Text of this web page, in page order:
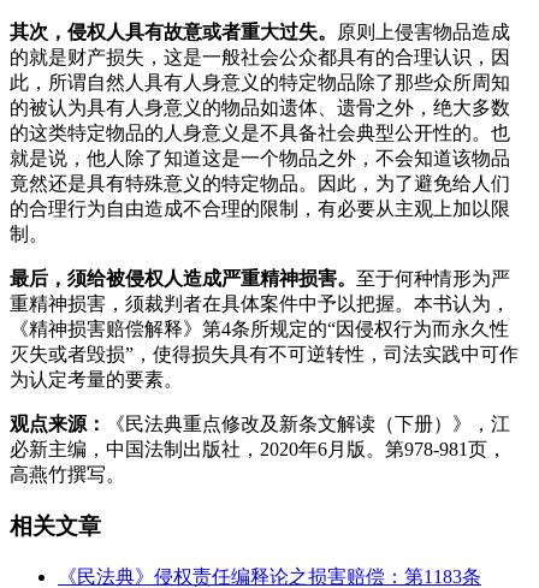
其次，侵权人具有故意或者重大过失。
原则上侵害物品造成
的就是财产损失，这是一般社会公众都具有的合理认识，因
此，所谓自然人具有人身意义的特定物品除了那些众所周知
的被认为具有人身意义的物品如遗体、遗骨之外，绝大多数
的这类特定物品的人身意义是不具备社会典型公开性的。也
就是说，他人除了知道这是一个物品之外，不会知道该物品
竟然还是具有特殊意义的特定物品。因此，为了避免给人们
的合理行为自由造成不合理的限制，有必要从主观上加以限
制。
最后，须给被侵权人造成严重精神损害。 至于何种情形为严
重精神损害，须裁判者在具体案件中予以把握。本书认为，
《精神损害赔偿解释》第4条所规定的“因侵权行为而永久性
灭失或者毁损”，使得损失具有不可逆转性，司法实践中可作
为认定考量的要素。
观点来源：
《民法典重点修改及新条文解读（下册）》，江
必新主编，中国法制出版社，2020年6月版。第978-981页，
高燕竹撰写。
相关文章
《民法典》侵权责任编释论之损害赔偿：第1183条